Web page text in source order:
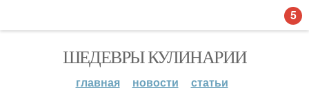
ШЕДЕВРЫ КУЛИНАРИИ
главная новости статьи
5